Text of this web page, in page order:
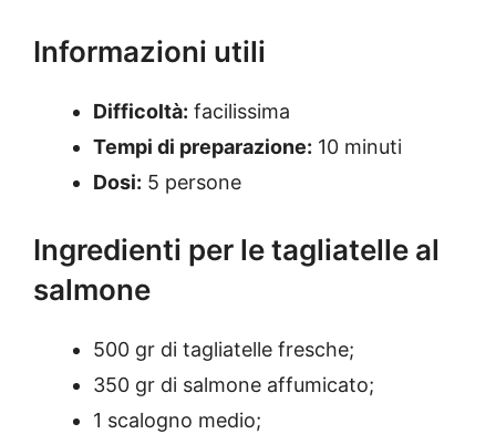
Informazioni utili
Difficoltà: facilissima
Tempi di preparazione: 10 minuti
Dosi: 5 persone
Ingredienti per le tagliatelle al
salmone
500 gr di tagliatelle fresche;
350 gr di salmone affumicato;
1 scalogno medio;